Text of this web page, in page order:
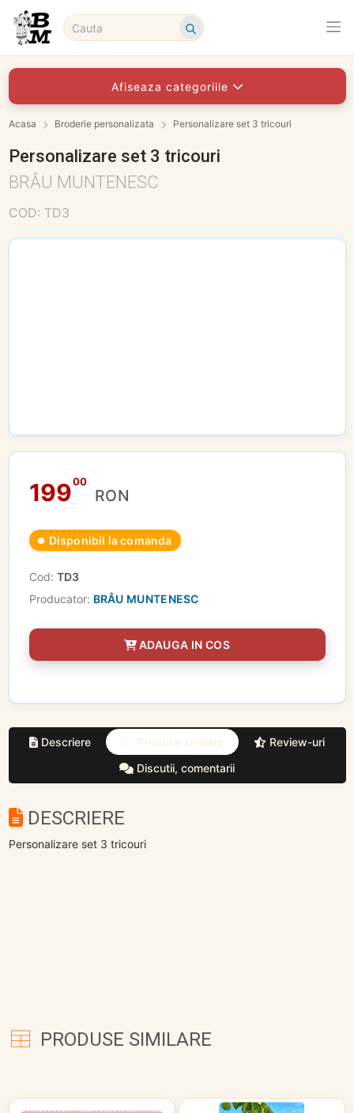
Afiseaza categoriile
Acasa Broderie personalizata Personalizare set 3 tricouri
Personalizare set 3 tricouri
BRÂU MUNTENESC
COD: TD3
19900
RON
Disponibil la comanda
Cod: TD3
Producator: BRÂU MUNTENESC
ADAUGA IN COS
Descriere Produse similare
Review-uri
Discutii, comentarii
DESCRIERE
Personalizare set 3 tricouri
PRODUSE SIMILARE